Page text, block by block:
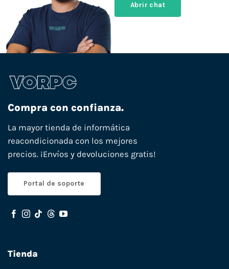
Abrir chat
Compra con confianza.
La mayor tienda de informática
reacondicionada con los mejores
precios. ¡Envíos y devoluciones gratis!
Portal de soporte
Tienda